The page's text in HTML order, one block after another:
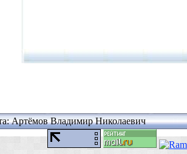
Артёмов Владимир Николаевич